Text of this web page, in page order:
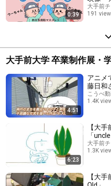
0:39
大手前
191
大手前大学 卒業制作展・
4:51
アニメ
藤日和
こうべ
1.4K
6:23
【大
「
大手前
1.3K
【大